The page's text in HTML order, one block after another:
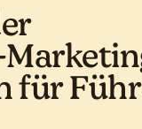
für